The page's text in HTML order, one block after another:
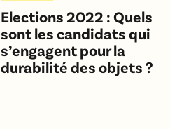
Elections 2022 : Quels
sont les candidats qui
s’engagent pour la
durabilité des objets ?